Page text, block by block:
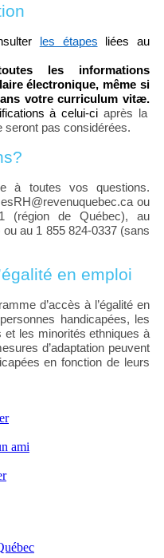
les étapes liées au
les informations
électronique, même si
votre curriculum vitæ.
à celui-ci après la
seront pas considérées.
à toutes vos questions.
ou
(région de Québec), au
au 1 855 824-0337 (sans
en emploi
d’accès à l’égalité en
handicapées, les
les minorités ethniques à
d’adaptation peuvent
en fonction de leurs
ami